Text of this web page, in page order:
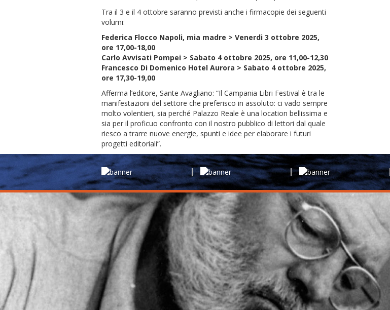
Tra il 3 e il 4 ottobre saranno previsti anche i firmacopie dei seguenti
volumi:
Federica Flocco Napoli, mia madre > Venerdi 3 ottobre 2025,
ore 17,00-18,00
Carlo Avvisati Pompei > Sabato 4 ottobre 2025, ore 11,00-12,30
Francesco Di Domenico Hotel Aurora > Sabato 4 ottobre 2025,
ore 17,30-19,00
Afferma l’editore, Sante Avagliano: “Il Campania Libri Festival è tra le
manifestazioni del settore che preferisco in assoluto: ci vado sempre
molto volentieri, sia perché Palazzo Reale è una location bellissima e
sia per il proficuo confronto con il nostro pubblico di lettori dal quale
riesco a trarre nuove energie, spunti e idee per elaborare i futuri
progetti editoriali”.